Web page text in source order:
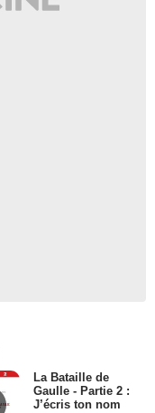
La Bataille de
Gaulle - Partie 2 :
J’écris ton nom